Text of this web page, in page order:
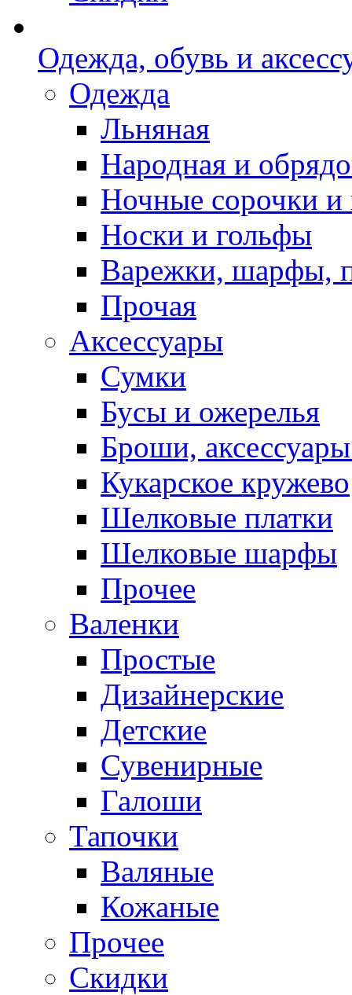
Одежда, обувь и
Одежда
Льняная
Народная и
Ночные сорочки
Носки и гольфы
Варежки, шарфы,
Прочая
Аксессуары
Сумки
Бусы и ожерелья
Броши,
Кукарское кружево
Шелковые платки
Шелковые шарфы
Прочее
Валенки
Простые
Дизайнерские
Детские
Сувенирные
Галоши
Тапочки
Валяные
Кожаные
Прочее
Скидки